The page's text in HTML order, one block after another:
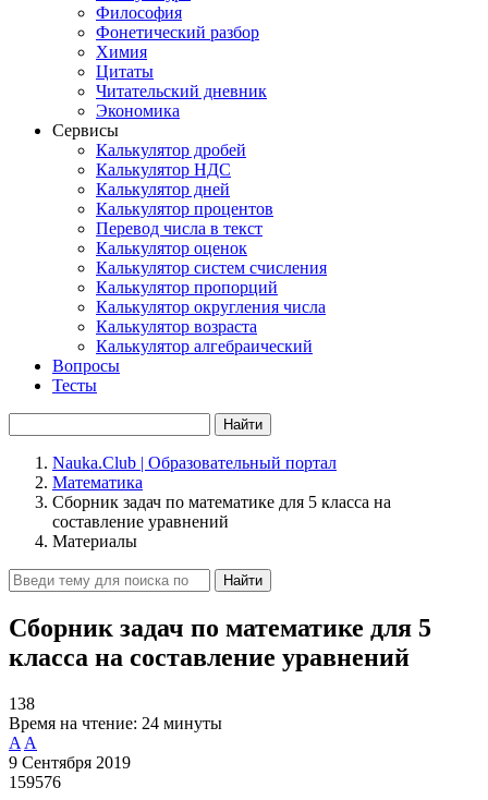
Философия
Фонетический разбор
Химия
Цитаты
Читательский дневник
Экономика
Сервисы
Калькулятор дробей
Калькулятор НДС
Калькулятор дней
Калькулятор процентов
Перевод числа в текст
Калькулятор оценок
Калькулятор систем счисления
Калькулятор пропорций
Калькулятор округления числа
Калькулятор возраста
Калькулятор алгебраический
Вопросы
Тесты
Найти
Nauka.Club | Образовательный портал
Математика
Сборник задач по математике для 5 класса на
составление уравнений
Материалы
Найти
Сборник задач по математике для 5
класса на составление уравнений
138
Время на чтение: 24 минуты
A A
9 Сентября 2019
159576